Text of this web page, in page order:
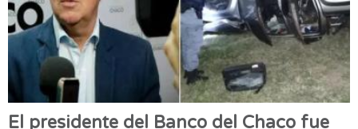
El presidente del Banco del Chaco fue